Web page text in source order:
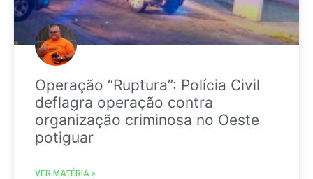
Operação “Ruptura”: Polícia Civil
deflagra operação contra
organização criminosa no Oeste
potiguar
VER MATÉRIA »